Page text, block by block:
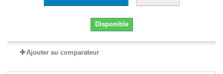
Disponible
Ajouter au comparateur